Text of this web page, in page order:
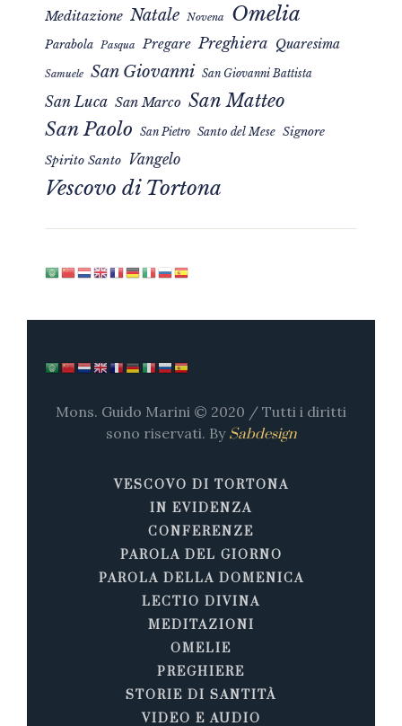
Meditazione Natale Novena Omelia
Parabola Pasqua Pregare Preghiera Quaresima
Samuele San Giovanni San Giovanni Battista
San Luca San Marco San Matteo
San Paolo San Pietro Santo del Mese Signore
Spirito Santo Vangelo
Vescovo di Tortona
Mons. Guido Marini © 2020 / Tutti i diritti
sono riservati. By Sabdesign
VESCOVO DI TORTONA
IN EVIDENZA
CONFERENZE
PAROLA DEL GIORNO
PAROLA DELLA DOMENICA
LECTIO DIVINA
MEDITAZIONI
OMELIE
PREGHIERE
STORIE DI SANTITÀ
VIDEO E AUDIO